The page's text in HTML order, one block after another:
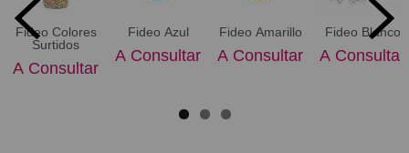
Fideo Colores
Surtidos
A Consultar
Fideo Azul
A Consultar
Fideo Amarillo
A Consultar
Fideo Blanco
A Consultar